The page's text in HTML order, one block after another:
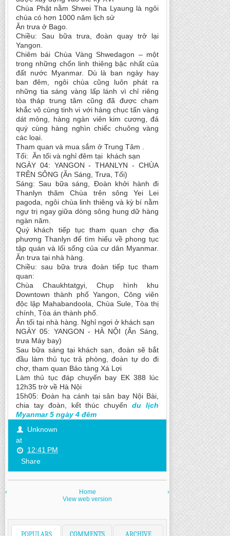
Chùa Phật nằm Shwei Tha Lyaung là ngôi
chùa có hơn 1000 năm lịch sử
Ăn trưa ở Bago.
Chiều: Sau bữa trưa, đoàn quay trở lại
Yangon.
Chiêm bái Chùa Vàng Shwedagon – một
trong những chốn linh thiêng bậc nhất của
đất nước Myanmar. Dù là ban ngày hay
ban đêm, ngôi chùa cũng luôn phát ra
những tia sáng vàng lấp lánh vì chỉ riêng
tòa tháp trung tâm cũng đã được chạm
khắc vô cùng tinh vi với hàng chục tấn vàng
dát mỏng, hàng ngàn viên kim cương, đá
quý cùng hàng nghìn chiếc chuông vàng
các loại.
Tham quan và mua sắm ở Trung Tâm .
Tối: Ăn tối và nghỉ đêm tại khách sạn
NGÀY 04: YANGON - THANLYN - CHÙA
TRÊN SÔNG (Ăn Sáng, Trưa, Tối)
Sáng: Sau bữa sáng, Đoàn khởi hành đi
Thanlyn thăm Chùa trên sông Yei Lei
pagoda, ngôi chùa linh thiêng và kỳ bí nằm
ngự trị ngay giữa dòng sông hung dữ hàng
ngàn năm.
Quý khách tiếp tục tham quan chợ địa
phương Thanlyn để tìm hiểu về phong tục
tập quán và lối sống của cư dân Myanmar.
Ăn trưa tại nhà hàng.
Chiều: sau bữa trưa đoàn tiếp tục tham
quan:
Chùa Chaukhtatgyi, Chụp hình khu
Downtown thành phố Yangon, Công viên
độc lập Mahabandoola, Chùa Sule, Tòa thị
chính, Tòa án thành phố.
Ăn tối tại nhà hàng. Nghỉ ngơi ở khách sạn
NGÀY 05: YANGON - HÀ NỘI (Ăn Sáng,
trưa Máy bay)
Sau bữa sáng tại khách sạn, đoàn sẽ bắt
đầu làm thủ tục trả phòng, đoàn tự do đi
chợ, tham quan Bảo tàng Xá Lợi
Làm thủ tục đáp chuyến bay EK 388 lúc
12h35 trờ về Hà Nội
15h05: Đoàn hạ cánh tại sân bay Nội Bài,
chia tay đoàn, kết thúc chuyếndu lịch
Myanmar 5 ngày 4 đêm
Unknown
at
12:41 PM
Share
‹ ›
Home
View web version
POPULARS COMMENTS ARCHIVE